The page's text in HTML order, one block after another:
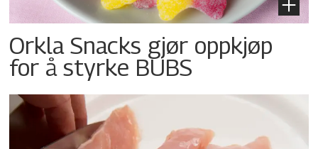
Orkla Snacks gjør oppkjøp
for å styrke BUBS